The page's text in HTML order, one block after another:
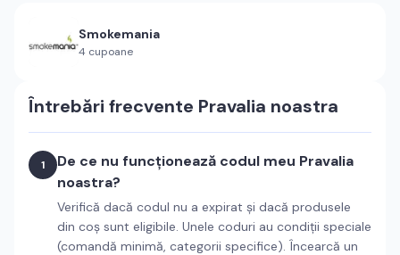
Smokemania
4 cupoane
Întrebări frecvente Pravalia noastra
1
De ce nu funcționează codul meu Pravalia
noastra?
Verifică dacă codul nu a expirat și dacă produsele
din coș sunt eligibile. Unele coduri au condiții speciale
(comandă minimă, categorii specifice). Încearcă un